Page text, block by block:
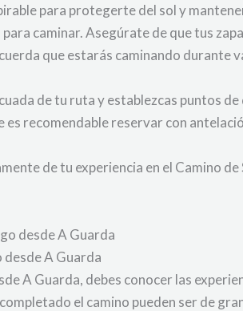
para protegerte del sol y
caminar. Asegúrate de que tus
que estarás caminando durante
de tu ruta y establezcas puntos
recomendable reservar con
de tu experiencia en el Camino
desde A Guarda
desde A Guarda
A Guarda, debes conocer las
el camino pueden ser de